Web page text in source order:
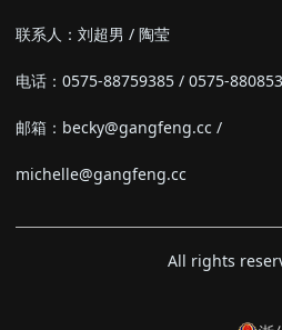
联系人：刘超男 / 陶莹
电话：0575-88759385 / 0575-
邮箱：becky@gangfeng.cc /
michelle@gangfeng.cc
All rights